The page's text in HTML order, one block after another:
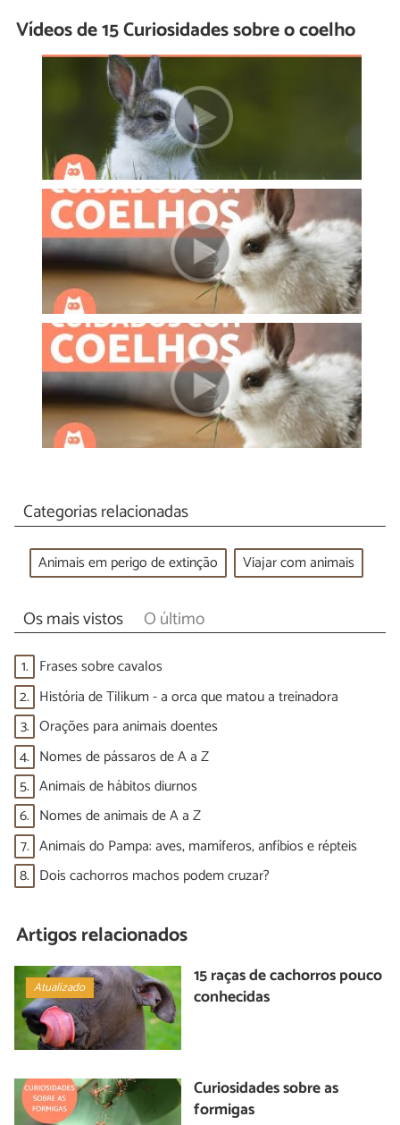
Vídeos de 15 Curiosidades sobre o coelho
Categorias relacionadas
Animais em perigo de extinção Viajar com animais
Os mais vistos O último
1. Frases sobre cavalos
2. História de Tilikum - a orca que matou a treinadora
3. Orações para animais doentes
4. Nomes de pássaros de A a Z
5. Animais de hábitos diurnos
6. Nomes de animais de A a Z
7. Animais do Pampa: aves, mamíferos, anfíbios e répteis
8. Dois cachorros machos podem cruzar?
Artigos relacionados
Atualizado
15 raças de cachorros pouco
conhecidas
Curiosidades sobre as
formigas